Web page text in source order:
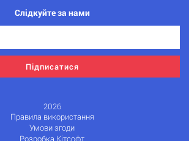
Слідкуйте за нами
Підписатися
2026
Правила використання
Умови згоди
Розробка Кітсофт